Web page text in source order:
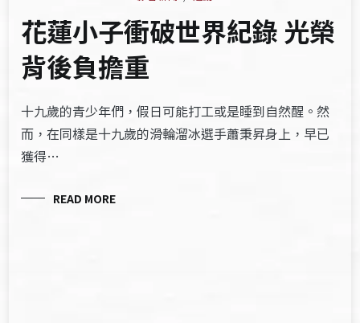
花蓮小子衝破世界紀錄 光榮
背後負擔重
十九歲的青少年們，假日可能打工或是睡到自然醒。然
而，在同樣是十九歲的滑輪溜冰選手蕭秉昇身上，早已
獲得…
READ MORE